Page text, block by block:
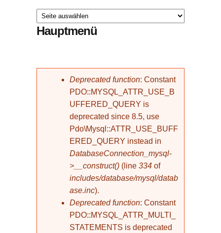
Hauptmenü
Fehlermeldung
Deprecated function: Constant
PDO::MYSQL_ATTR_USE_B
UFFERED_QUERY is
deprecated since 8.5, use
Pdo\Mysql::ATTR_USE_BUFF
ERED_QUERY instead in
DatabaseConnection_mysql-
>__construct() (line 334 of
includes/database/mysql/datab
ase.inc).
Deprecated function: Constant
PDO::MYSQL_ATTR_MULTI_
STATEMENTS is deprecated